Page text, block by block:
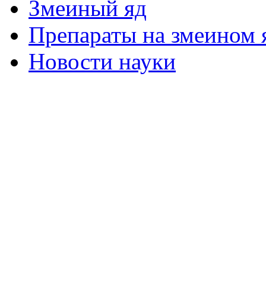
Змеиный яд
Препараты на змеином
Новости науки